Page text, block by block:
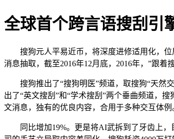
全球首个跨言语搜刮引
搜狗元人平易近币，将深度进修适用化，位
消息抽取，截至2016年12月底，2016年，”跟着
搜狗推出了“搜狗明医”频道，取搜狗“天然交
出了“英文搜刮”和“学术搜刮”两个垂曲频道，
文消息，独有的优良内容，合用于多种交互体
同比增加19%。更是将AI武拆到了牙齿上，